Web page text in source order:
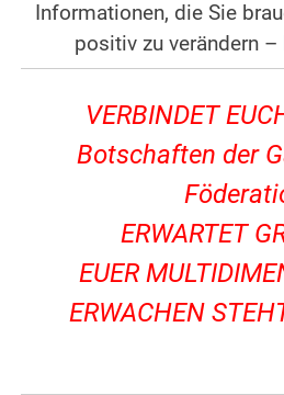
Informationen, die Sie
positiv zu verändern –
VERBINDET
Botschaften der
ERWARTET
EUER
ERWACHEN